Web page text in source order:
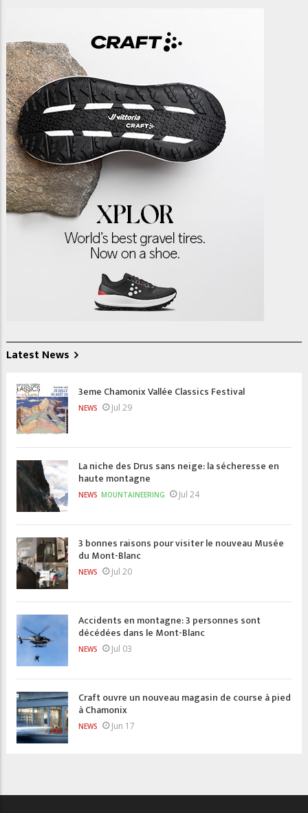
Latest News
3eme Chamonix Vallée Classics Festival
NEWS Jul 29
La niche des Drus sans neige: la sécheresse en
haute montagne
NEWS MOUNTAINEERING Jul 24
3 bonnes raisons pour visiter le nouveau Musée
du Mont-Blanc
NEWS Jul 20
Accidents en montagne: 3 personnes sont
décédées dans le Mont-Blanc
NEWS Jul 03
Craft ouvre un nouveau magasin de course à pied
à Chamonix
NEWS Jun 17